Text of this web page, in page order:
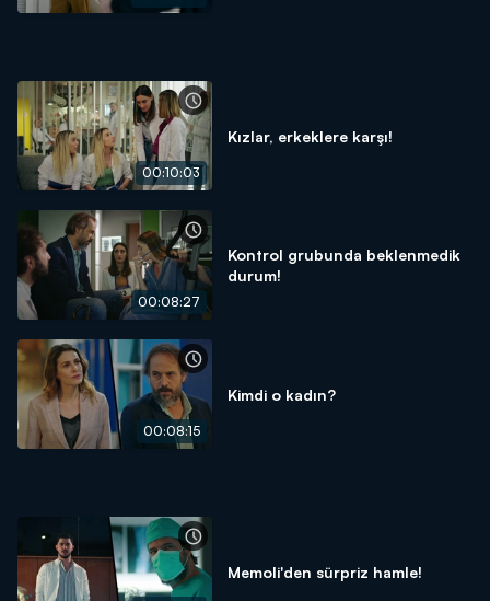
00:10:03
Kızlar, erkeklere karşı!
00:08:27
Kontrol grubunda beklenmedik
durum!
00:08:15
Kimdi o kadın?
Memoli'den sürpriz hamle!